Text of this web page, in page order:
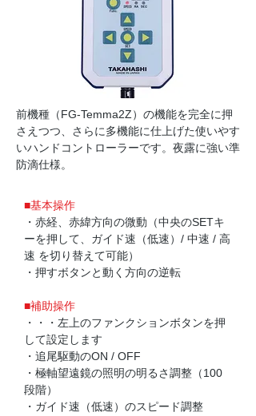
​前機種（FG-Temma2Z）の機能を完全に押
さえつつ、さらに多機能に仕上げた使いやす
いハンドコントローラーです。夜露に強い準
防滴仕様。
​■基本操作
・赤経、赤緯方向の微動（中央のSETキ
ーを押して、ガイド速（低速）/ 中速 / 高
速 を切り替えて可能）
・押すボタンと動く方向の逆転
■補助操作
・・・左上のファンクションボタンを押
して設定します
・追尾駆動のON / OFF
・極軸望遠鏡の照明の明るさ調整（100
段階）
・ガイド速（低速）のスピード調整